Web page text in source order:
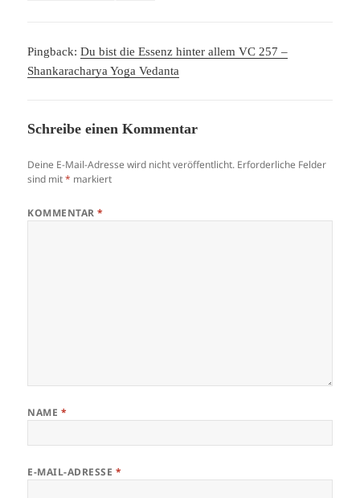
Pingback:Du bist die Essenz hinter allem VC 257 –
Shankaracharya Yoga Vedanta
Schreibe einen Kommentar
Deine E-Mail-Adresse wird nicht veröffentlicht. Erforderliche Felder
sind mit* markiert
KOMMENTAR*
NAME *
E-MAIL-ADRESSE *